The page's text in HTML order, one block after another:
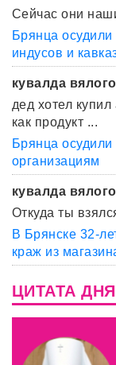
Сейчас они
Брянца
индусов и
кувалда вялого
дед хотел
как продукт ...
Брянца
организациям
кувалда вялого
Откуда ты
В Брянске 32-
краж из
ЦИТАТА ДНЯ